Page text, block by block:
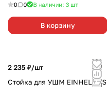
0 0 В наличии: 3 шт
В корзину
2 235 ₽/шт
Стойка для УШМ EINHELL TS